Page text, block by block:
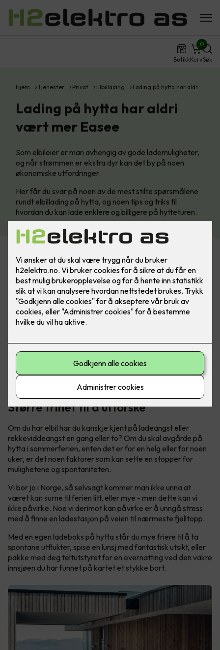
ButikkKurv
0
Søk
Hjem Tjenester Privat Elbillading Lading på hytta har aldr…
Lading på hytta har aldri
vært mer Easee
Som elbileier er man avhengig av gode lademuligheter,
og når strømmen er ekstra dyr kan det by på noen
økonomiske utfordringer.
Her får du svar på noen av de mest stilte spørsmålene
rundt elbillading på hytta, og noen tips og triks til
hvordan du kan lade enklere og billigere på hytteturen.
Har du hytte? Med lader fra Easee er du alltid klar for neste
eventyr. Utforsk både fjell og fjorder når du er på hytta -
uten å få ladeangst. Bilde: Easee
Større frihet til å utforske
Om du har elbil har du kanskje kjent på ladeangst eller
rekkeviddeangst en gang eller to? Om du skal avgårde på
hytta i sommerferien, enten det er for en helg eller for noen
uker, er det noen faktorer som kan sette en stopper for
mulighetene og spontaniteten.
Vi bor jo i Norge, så selvsagt kommer man ikke unna at
været kan surne til ferien litt, eller mye - men dette kan vi
ikke påvirke. Noe vi derimot kan påvirke er å unngå stress
med å finne en ladestasjon på veien til nærmeste fjelltopp.
Med en egen ladeboks på hytta står du mye friere til å ta
spontane utflukter, spise en lunsj med fantastisk utsikt, eller
pakke med deg teltutstyret for en overnatting ved den vakre
innsjøen du har funnet på kartet et stykke bort.